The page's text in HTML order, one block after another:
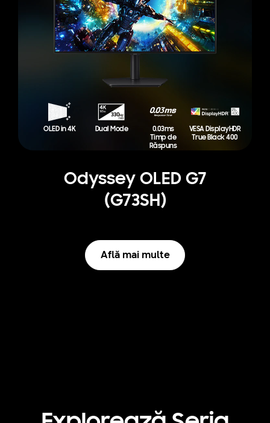
OLED in 4K Dual Mode
0.03ms
Timp de
Răspuns
VESA DisplayHDR
True Black 400
Odyssey OLED G7
(G73SH)
Află mai multe